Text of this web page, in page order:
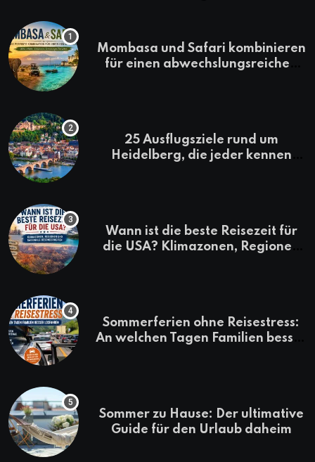
Mombasa und Safari kombinieren
für einen abwechslungsreichen
25 Ausflugsziele rund um
Heidelberg, die jeder kennen
Wann ist die beste Reisezeit für
die USA? Klimazonen, Regionen
Sommerferien ohne Reisestress:
An welchen Tagen Familien besser
Sommer zu Hause: Der ultimative
Guide für den Urlaub daheim